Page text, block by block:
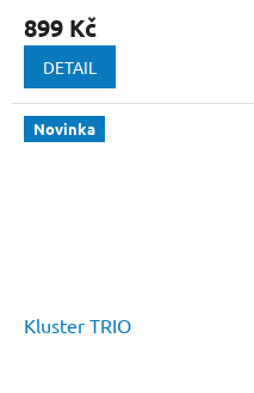
899 Kč
DETAIL
Novinka
Kluster TRIO